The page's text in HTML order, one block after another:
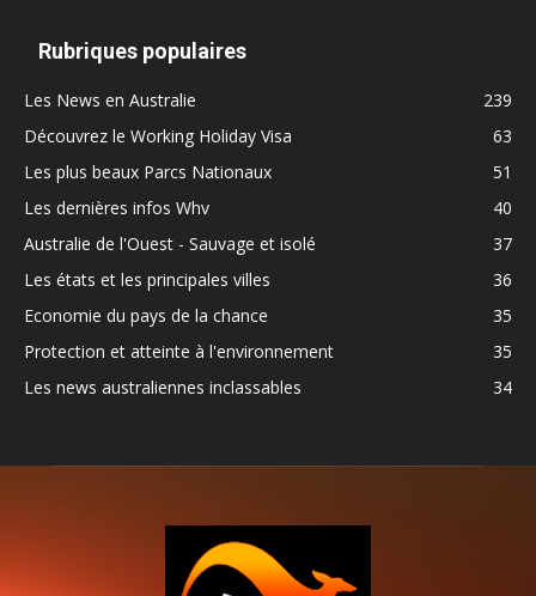
Rubriques populaires
Les News en Australie
239
Découvrez le Working Holiday Visa
63
Les plus beaux Parcs Nationaux
51
Les dernières infos Whv
40
Australie de l'Ouest - Sauvage et isolé
37
Les états et les principales villes
36
Economie du pays de la chance
35
Protection et atteinte à l'environnement
35
Les news australiennes inclassables
34